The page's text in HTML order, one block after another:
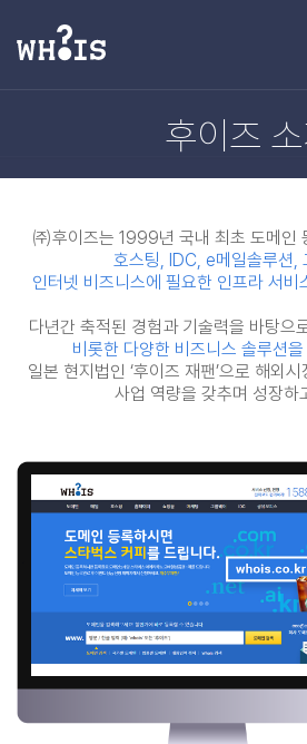
제휴제안 / 파트너신청 공지
후이즈
㈜후이즈는 1999년 국내 최초 도메인
호스팅, IDC, e메일솔루션,
인터넷 비즈니스에 필요한 인프라 서비
다년간 축적된 경험과 기술력을 바탕으
비롯한 다양한 비즈니스 솔루션을
일본 현지법인 ‘후이즈 재팬’으로 해외
사업 역량을 갖추며 성장하